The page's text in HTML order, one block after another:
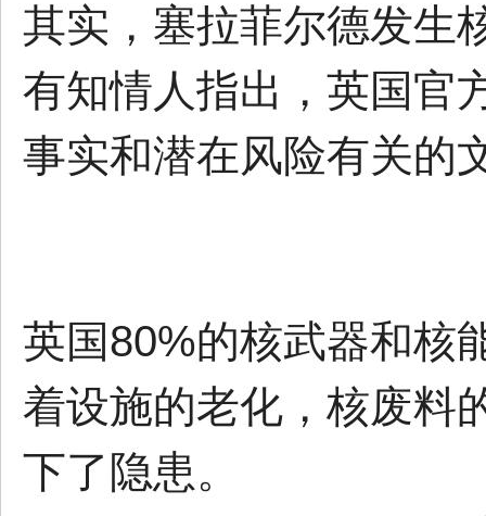
其实，塞拉菲尔德发生
有知情人指出，英国官
事实和潜在风险有关的
英国80%的核武器和核
着设施的老化，核废料
下了隐患。